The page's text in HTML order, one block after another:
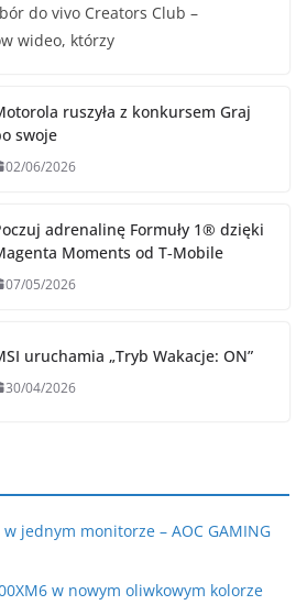
do vivo Creators Club –
wideo, którzy
ruszyła z konkursem Graj
swoje
02/06/2026
adrenalinę Formuły 1® dzięki
Moments od T‑Mobile
07/05/2026
uruchamia „Tryb Wakacje: ON”
30/04/2026
jednym monitorze – AOC GAMING
w nowym oliwkowym kolorze